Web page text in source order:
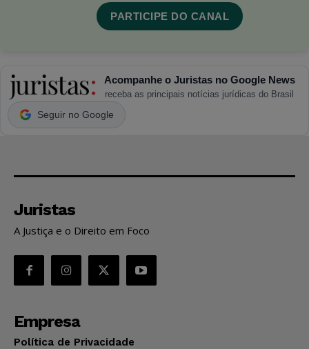
PARTICIPE DO CANAL
Acompanhe o Juristas no Google News
receba as principais notícias jurídicas do Brasil
Seguir no Google
Juristas
A Justiça e o Direito em Foco
Empresa
Política de Privacidade